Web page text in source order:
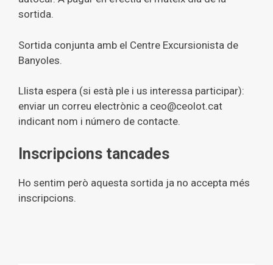
sortida.
Sortida conjunta amb el Centre Excursionista de
Banyoles.
Llista espera (si està ple i us interessa participar):
enviar un correu electrònic a ceo@ceolot.cat
indicant nom i número de contacte.
Inscripcions tancades
Ho sentim però aquesta sortida ja no accepta més
inscripcions.